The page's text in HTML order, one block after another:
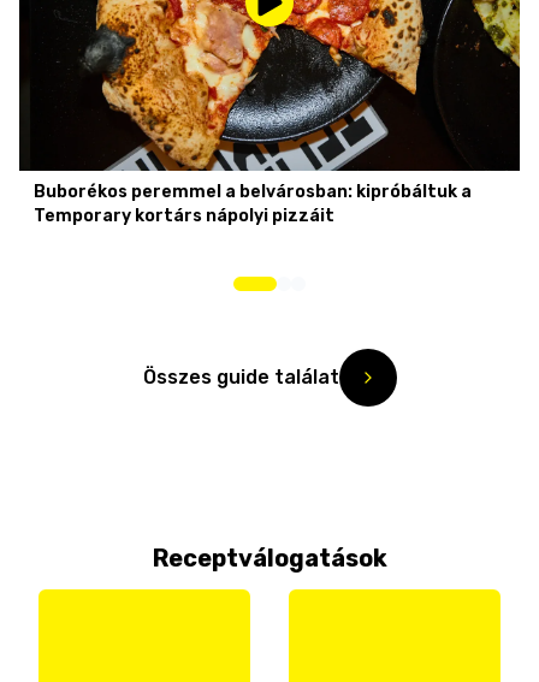
Buborékos peremmel a belvárosban: kipróbáltuk a
Temporary kortárs nápolyi pizzáit
Összes guide találat
Receptválogatások